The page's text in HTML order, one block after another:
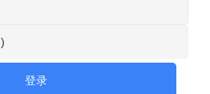
登录